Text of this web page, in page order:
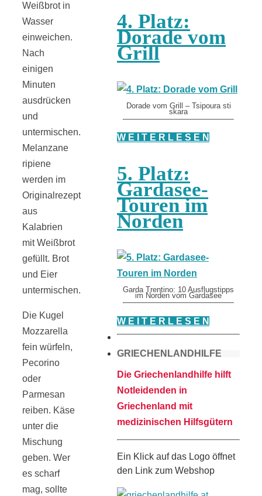
Weißbrot in
Wasser
einweichen.
Nach
einigen
Minuten
ausdrücken
und
untermischen.
Melanzane
ripiene
werden im
Originalrezept
aus
Kalabrien
mit Weißbrot
gefüllt. Brot
und Eier
untermischen.
Die Kugel
Mozzarella
fein würfeln,
Pecorino
oder
Parmesan
reiben. Käse
unter die
Mischung
geben. Wer
es scharf
mag, sollte
4. Platz:
Dorade vom
Grill
Dorade vom Grill – Tsipoura sti
skara
W E I T E R L E S E N
5. Platz:
Gardasee-
Touren im
Norden
Garda Trentino: 10 Ausflugstipps
im Norden vom Gardasee
W E I T E R L E S E N
GRIECHENLANDHILFE
Die Griechenlandhilfe hilft
Notleidenden in
Griechenland mit
medizinischen Hilfsgütern
Ein Klick auf das Logo öffnet
den Link zum Webshop